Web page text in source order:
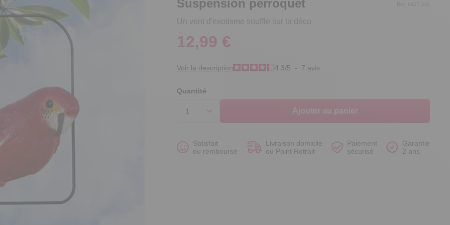
Suspension perroquet
Un vent d'exotisme souffle sur la déco
Réf. 6427.116
12,99 €
Voir la description 4.3/5 - 7 avis
Quantité
Ajouter au panier
Satisfait
ou remboursé
Livraison domicile
ou Point Retrait
Paiement
sécurisé
Garantie
2 ans